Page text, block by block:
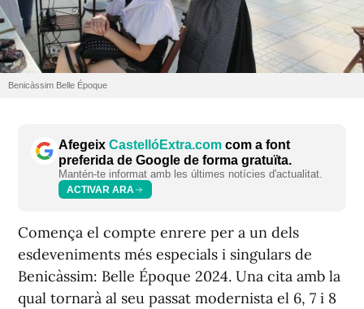
Benicàssim Belle Époque
Afegeix CastellóExtra.com com a font
preferida de Google de forma gratuïta.
Mantén-te informat amb les últimes notícies d'actualitat.
ACTIVAR ARA
Comença el compte enrere per a un dels
esdeveniments més especials i singulars de
Benicàssim: Belle Époque 2024. Una cita amb la
qual tornarà al seu passat modernista el 6, 7 i 8